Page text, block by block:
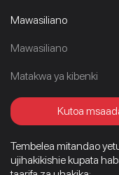
Mawasiliano
Mawasiliano
Matakwa ya kibenki
Kutoa
Tembelea mitandao
ujihakikishie kupata